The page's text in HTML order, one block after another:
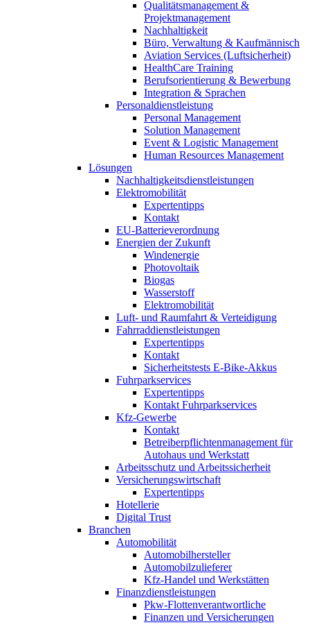
Qualitätsmanagement &
Projektmanagement
Nachhaltigkeit
Büro, Verwaltung & Kaufmännisch
Aviation Services (Luftsicherheit)
HealthCare Training
Berufsorientierung & Bewerbung
Integration & Sprachen
Personaldienstleistung
Personal Management
Solution Management
Event & Logistic Management
Human Resources Management
Lösungen
Nachhaltigkeitsdienstleistungen
Elektromobilität
Expertentipps
Kontakt
EU-Batterieverordnung
Energien der Zukunft
Windenergie
Photovoltaik
Biogas
Wasserstoff
Elektromobilität
Luft- und Raumfahrt & Verteidigung
Fahrraddienstleistungen
Expertentipps
Kontakt
Sicherheitstests E-Bike-Akkus
Fuhrparkservices
Expertentipps
Kontakt Fuhrparkservices
Kfz-Gewerbe
Kontakt
Betreiberpflichtenmanagement für
Autohaus und Werkstatt
Arbeitsschutz und Arbeitssicherheit
Versicherungswirtschaft
Expertentipps
Hotellerie
Digital Trust
Branchen
Automobilität
Automobilhersteller
Automobilzulieferer
Kfz-Handel und Werkstätten
Finanzdienstleistungen
Pkw‑Flottenverantwortliche
Finanzen und Versicherungen